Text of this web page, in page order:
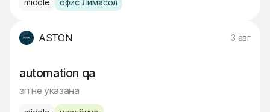
middle офис Лимасол
ASTON 3 авг
automation qa
зп не указана